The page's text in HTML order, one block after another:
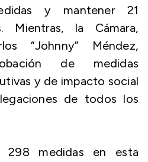
y mantener 21
Mientras, la Cámara,
“Johnny” Méndez,
de medidas
y de impacto social
de todos los
298 medidas en esta